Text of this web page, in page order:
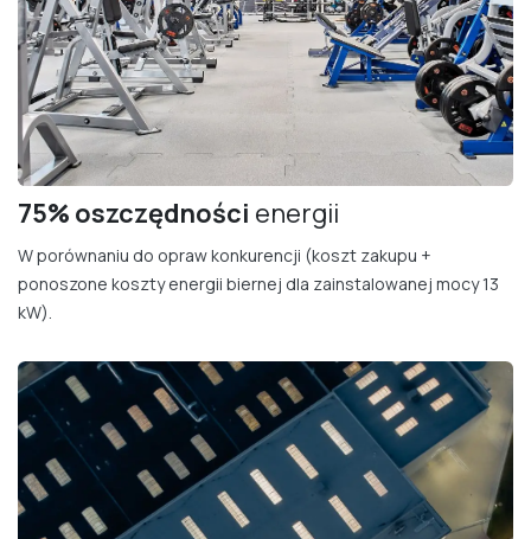
75% oszczędności energii
W porównaniu do opraw konkurencji (koszt zakupu +
ponoszone koszty energii biernej dla zainstalowanej mocy 13
kW).